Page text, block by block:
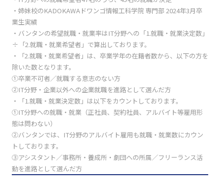
・姉妹校のKADOKAWAドワンゴ情報工科学院 専門部 2024年3月卒
業生実績
・バンタンの希望就職・就業率はIT分野への「1.就職・就業決定数」
÷「2.就職・就業希望者」で算出しております。
・「2.就職・就業希望者」は、卒業学年の在籍者数から、以下の方を
除いた数となります。
①卒業不可者／就職する意志のない方
②IT分野・企業以外への企業就職を進路として選んだ方
・「1.就職・就業決定数」は以下をカウントしております。
①IT分野への就職・就業（正社員、契約社員、アルバイト等雇用形
態は問わない）
②バンタンでは、IT分野のアルバイト雇用も就職・就業数にカウン
トしております。
③アシスタント／事務所・養成所・劇団への所属／フリーランス活
動を進路として選んだ方